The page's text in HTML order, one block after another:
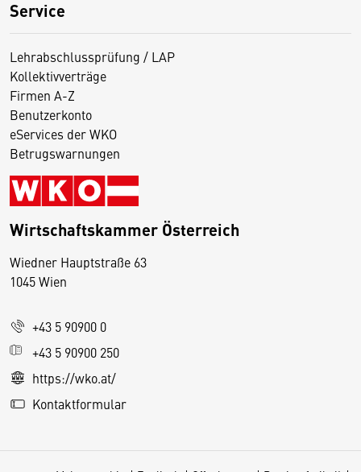
Service
Lehrabschlussprüfung / LAP
Kollektivverträge
Firmen A-Z
Benutzerkonto
eServices der WKO
Betrugswarnungen
Wirtschaftskammer Österreich
Wiedner Hauptstraße 63
1045 Wien
+43 5 90900 0
+43 5 90900 250
https://wko.at/
Kontaktformular
D
s
e
S
e